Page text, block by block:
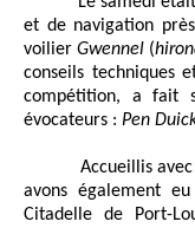
et de navigation
voilier Gwennel (
conseils techniques
compétition, a fait
évocateurs : Pen
Accueillis avec
avons également
Citadelle de Port-